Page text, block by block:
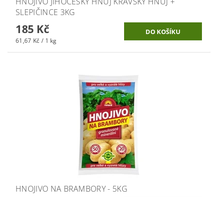
SLEPIČINCE 3KG
185 Kč
61,67 Kč / 1 kg
HNOJIVO NA BRAMBORY - 5KG